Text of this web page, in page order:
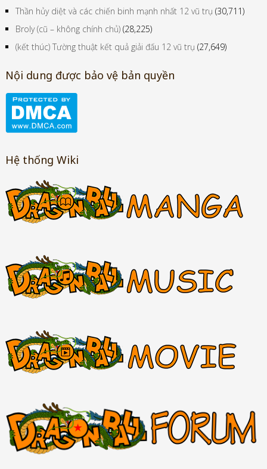
Thần hủy diệt và các chiến binh mạnh nhất 12 vũ trụ (30,711)
Broly (cũ – không chính chủ) (28,225)
(kết thúc) Tường thuật kết quả giải đấu 12 vũ trụ (27,649)
Nội dung được bảo vệ bản quyền
Hệ thống Wiki